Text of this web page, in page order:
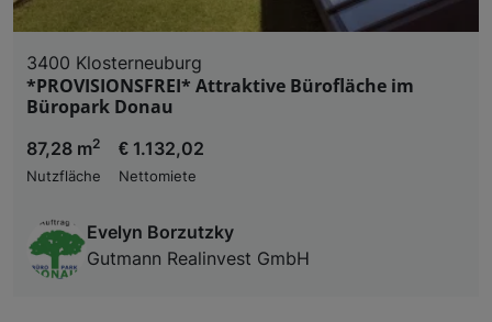
3400 Klosterneuburg
*PROVISIONSFREI* Attraktive Bürofläche im
Büropark Donau
87,28 m2
Nutzfläche
€ 1.132,02
Nettomiete
Evelyn Borzutzky
Gutmann Realinvest GmbH